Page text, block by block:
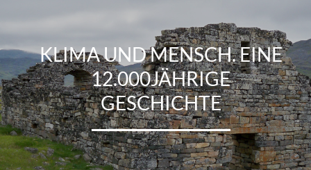
KLIMA UND MENSCH. EINE
12.000JÄHRIGE
GESCHICHTE